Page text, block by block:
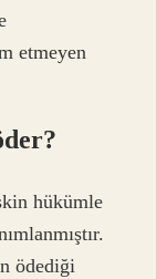
etmeyen
hükümle
ödediği